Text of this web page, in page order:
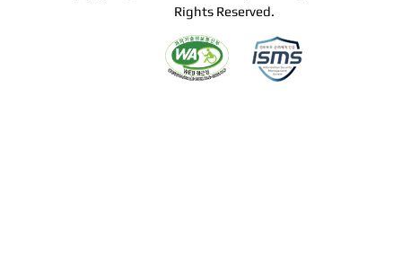
Rights Reserved.